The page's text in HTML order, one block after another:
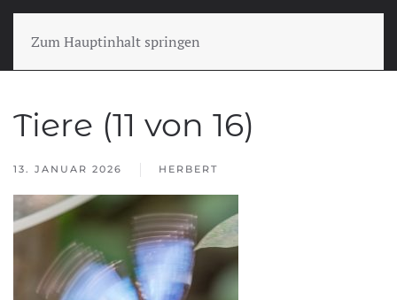
Zum Hauptinhalt springen
Tiere (11 von 16)
13. JANUAR 2026 HERBERT